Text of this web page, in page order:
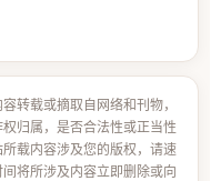
转载或摘取自网络和刊物，
归属，是否合法性或正当性
载内容涉及您的版权，请速
将所涉及内容立即删除或向